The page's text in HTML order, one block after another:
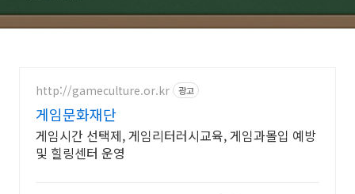
http://gameculture.or.kr 광고
게임문화재단
게임시간 선택제, 게임리터러시교육, 게임과몰입 예방
및 힐링센터 운영